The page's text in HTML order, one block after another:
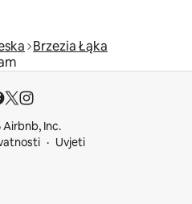
Brzezia Łąka
Inc.
Uvjeti